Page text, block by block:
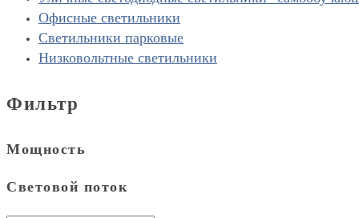
Офисные светильники
Светильники парковые
Низковольтные светильники
Фильтр
Мощность
Световой поток